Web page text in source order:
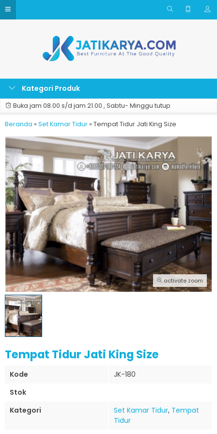
Kategori Produk
Buka jam 08.00 s/d jam 21.00 , Sabtu- Minggu tutup
Beranda » Set Kamar Tidur » Tempat Tidur Jati King Size
activate zoom
Tempat Tidur Jati King Size
Kode
JK-180
Stok
Kategori
Set Kamar Tidur, Tempat
Tidur